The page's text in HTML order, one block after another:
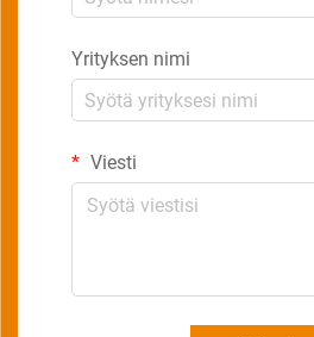
Yrityksen nimi
Viesti